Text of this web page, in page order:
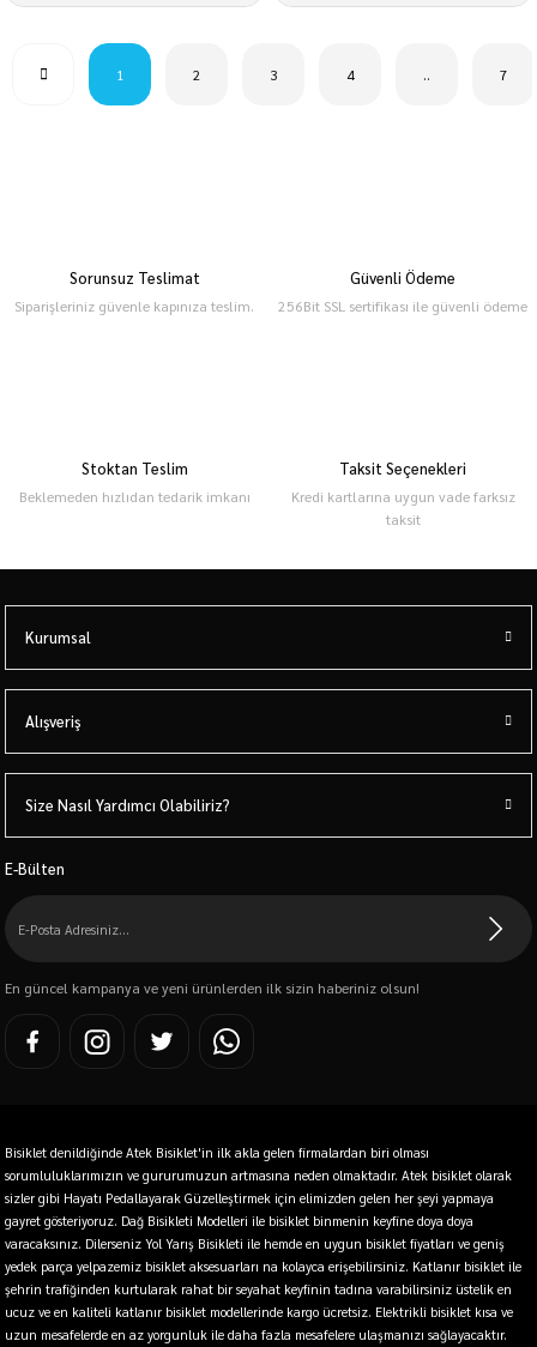
1 2 3 4 .. 7
Sorunsuz Teslimat
Siparişleriniz güvenle kapınıza teslim.
Güvenli Ödeme
256Bit SSL sertifikası ile güvenli ödeme
Stoktan Teslim
Beklemeden hızlıdan tedarik imkanı
Taksit Seçenekleri
Kredi kartlarına uygun vade farksız
taksit
Kurumsal
Alışveriş
Size Nasıl Yardımcı Olabiliriz?
E-Bülten
En güncel kampanya ve yeni ürünlerden ilk sizin haberiniz olsun!
Bisiklet denildiğinde Atek Bisiklet'in ilk akla gelen firmalardan biri olması
sorumluluklarımızın ve gururumuzun artmasına neden olmaktadır. Atek bisiklet olarak
sizler gibi Hayatı Pedallayarak Güzelleştirmek için elimizden gelen her şeyi yapmaya
gayret gösteriyoruz. Dağ Bisikleti Modelleri ile bisiklet binmenin keyfine doya doya
varacaksınız. Dilerseniz Yol Yarış Bisikleti ile hemde en uygun bisiklet fiyatları ve geniş
yedek parça yelpazemiz bisiklet aksesuarları na kolayca erişebilirsiniz. Katlanır bisiklet ile
şehrin trafiğinden kurtularak rahat bir seyahat keyfinin tadına varabilirsiniz üstelik en
ucuz ve en kaliteli katlanır bisiklet modellerinde kargo ücretsiz. Elektrikli bisiklet kısa ve
uzun mesafelerde en az yorgunluk ile daha fazla mesafelere ulaşmanızı sağlayacaktır.